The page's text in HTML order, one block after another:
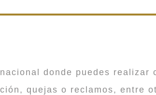
donde puedes realizar
quejas o reclamos, entre